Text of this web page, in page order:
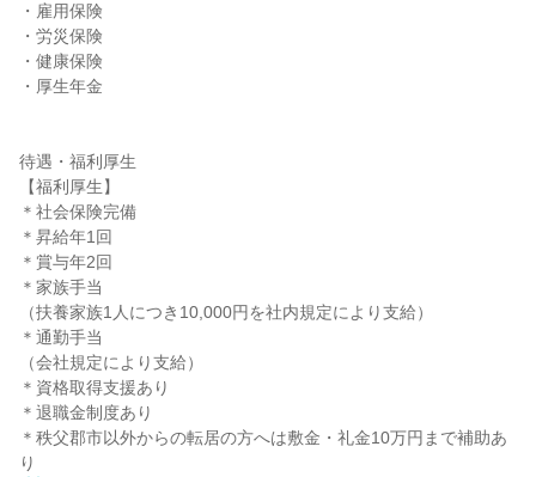
・雇用保険
・労災保険
・健康保険
・厚生年金
待遇・福利厚生
【福利厚生】
＊社会保険完備
＊昇給年1回
＊賞与年2回
＊家族手当
（扶養家族1人につき10,000円を社内規定により支給）
＊通勤手当
（会社規定により支給）
＊資格取得支援あり
＊退職金制度あり
＊秩父郡市以外からの転居の方へは敷金・礼金10万円まで補助あ
り